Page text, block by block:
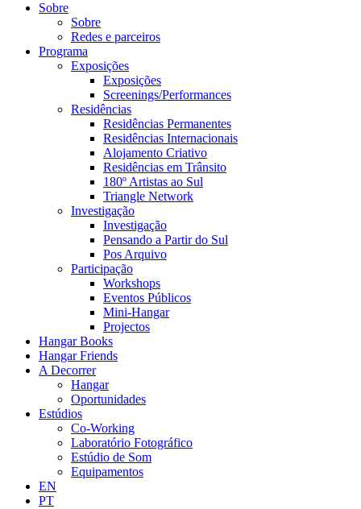
Sobre
Sobre
Redes e parceiros
Programa
Exposições
Exposições
Screenings/Performances
Residências
Residências Permanentes
Residências Internacionais
Alojamento Criativo
Residências em Trânsito
180º Artistas ao Sul
Triangle Network
Investigação
Investigação
Pensando a Partir do Sul
Pos Arquivo
Participação
Workshops
Eventos Públicos
Mini-Hangar
Projectos
Hangar Books
Hangar Friends
A Decorrer
Hangar
Oportunidades
Estúdios
Co-Working
Laboratório Fotográfico
Estúdio de Som
Equipamentos
EN
PT